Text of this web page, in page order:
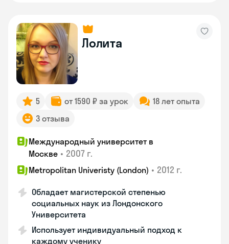
Лолита
5 от 1590 ₽ за урок
18 лет опыта
3 отзыва
Международный университет в
Москве • 2007 г.
Metropolitan Univeristy (London) • 2012 г.
Обладает магистерской степенью
социальных наук из Лондонского
Университета
Использует индивидуальный подход к
каждому ученику